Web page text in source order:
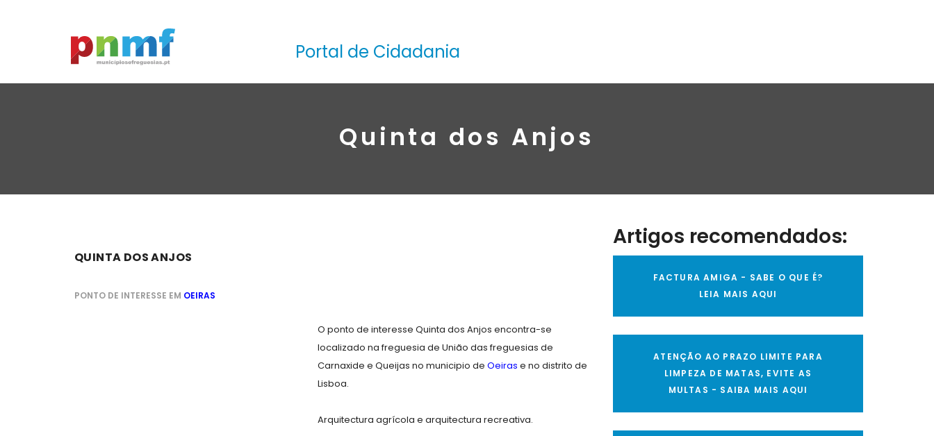
Portal de Cidadania
Quinta dos Anjos
QUINTA DOS ANJOS
PONTO DE INTERESSE EM OEIRAS
O ponto de interesse Quinta dos Anjos encontra-se
localizado na freguesia de União das freguesias de
Carnaxide e Queijas no municipio de Oeiras e no distrito de
Lisboa.
Arquitectura agrícola e arquitectura recreativa.
Artigos recomendados:
FACTURA AMIGA - SABE O QUE É?
LEIA MAIS AQUI
ATENÇÃO AO PRAZO LIMITE PARA
LIMPEZA DE MATAS, EVITE AS
MULTAS - SAIBA MAIS AQUI